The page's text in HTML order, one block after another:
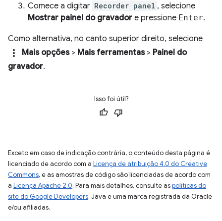
Comece a digitar Recorder panel , selecione
Mostrar painel do gravador e pressione Enter.
Como alternativa, no canto superior direito, selecione
more_vert Mais opções> Mais ferramentas> Painel do
gravador.
Isso foi útil?
Exceto em caso de indicação contrária, o conteúdo desta página é
licenciado de acordo com a Licença de atribuição 4.0 do Creative
Commons, e as amostras de código são licenciadas de acordo com
a Licença Apache 2.0. Para mais detalhes, consulte aspolíticas do
site do Google Developers. Java é uma marca registrada da Oracle
e/ou afiliadas.